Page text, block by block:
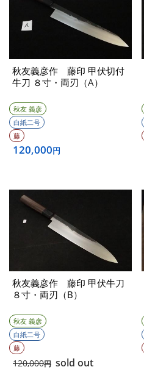
秋友義彦作 藤印 甲伏切付
牛刀 ８寸・両刃（A）
秋友 義彦
白紙二号
藤
120,000円
秋友義彦作 藤印 甲伏牛刀
８寸・両刃（B）
秋友 義彦
白紙二号
藤
120,000円 sold out